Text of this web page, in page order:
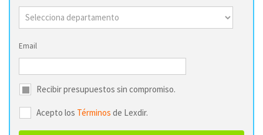
Email
Recibir presupuestos sin compromiso.
Acepto los Términos de Lexdir.